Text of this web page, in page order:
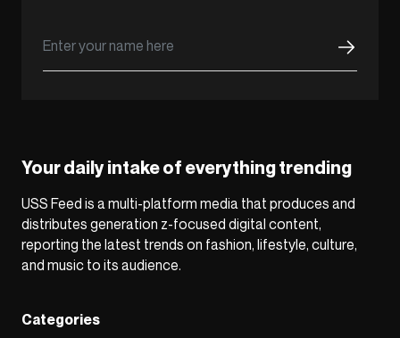
Your daily intake of everything trending
USS Feed is a multi-platform media that produces and
distributes generation z-focused digital content,
reporting the latest trends on fashion, lifestyle, culture,
and music to its audience.
Categories